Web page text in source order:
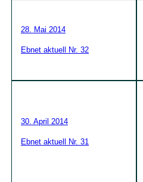
28. Mai 2014
Ebnet aktuell Nr. 32
30. April 2014
Ebnet aktuell Nr. 31